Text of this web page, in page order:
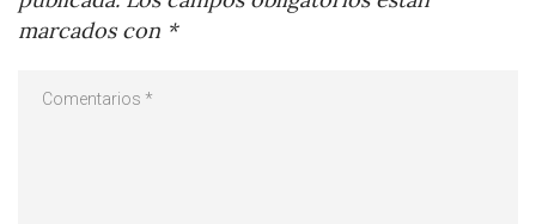
marcados con *